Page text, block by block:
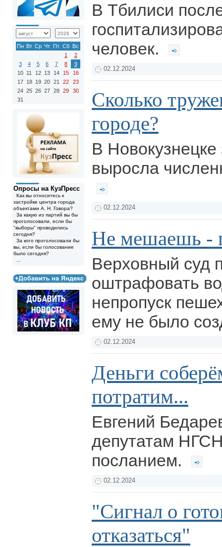
Пн Вт Ср Чт Пт Сб Вс
1
2
3
4 5 6 7 8
9
10 11 12 13 14 15
16
17 18 19 20 21 22
23
24 25 26 27 28 29
30
31
Опросы на КузПресс
Как вы относитесь к
застройке центра города
объектами А. Н. Говора?
За какую из партий вы бы
проголосовали, если бы
"выборы" проводились
сегодня?
За кого проголосовали бы
вы, если бы голосование
было сегодня?
В Тбилиси
человек.
02.12.2024
Сколько
городе?
В Новокузнецке
выросла
02.12.2024
Не мешаешь -
Верховный суд
оштрафовать
непропуск
ему не было
02.12.2024
Деньги
потратим...
Евгений
депутатам
посланием.
02.12.2024
"Сигнал о
отказаться"